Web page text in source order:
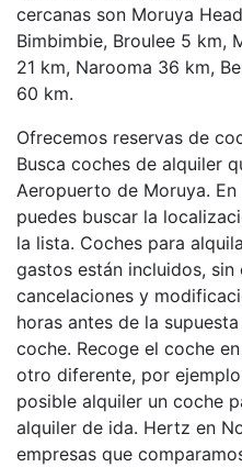
cercanas son Moruya
Bimbimbie, Broulee 5 km,
21 km, Narooma 36 km,
60 km.
Ofrecemos reservas de
Busca coches de alquiler
Aeropuerto de Moruya.
puedes buscar la
la lista. Coches para
gastos están incluidos,
cancelaciones y
horas antes de la
coche. Recoge el coche
otro diferente, por
posible alquiler un coche
alquiler de ida. Hertz en
empresas que